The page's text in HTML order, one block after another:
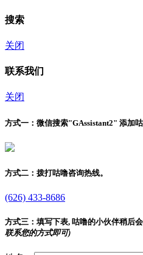
搜索
关闭
联系我们
关闭
方式一： 微信搜索"GAssistant2" 添加咕
方式二： 拨打咕噜咨询热线。
(626) 433-8686
方式三： 填写下表, 咕噜的小伙伴稍后
联系您的方式即可)